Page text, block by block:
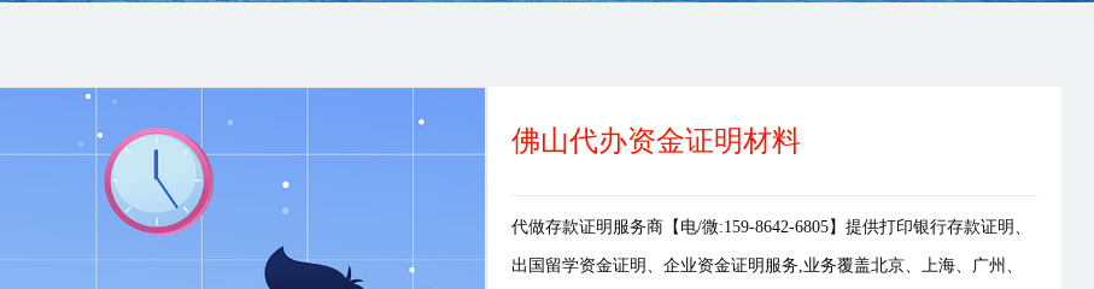
佛山代办资金证明材料
代做存款证明服务商【电/微:159-8642-6805】提供打印银行存款证明、
出国留学资金证明、企业资金证明服务,业务覆盖北京、上海、广州、